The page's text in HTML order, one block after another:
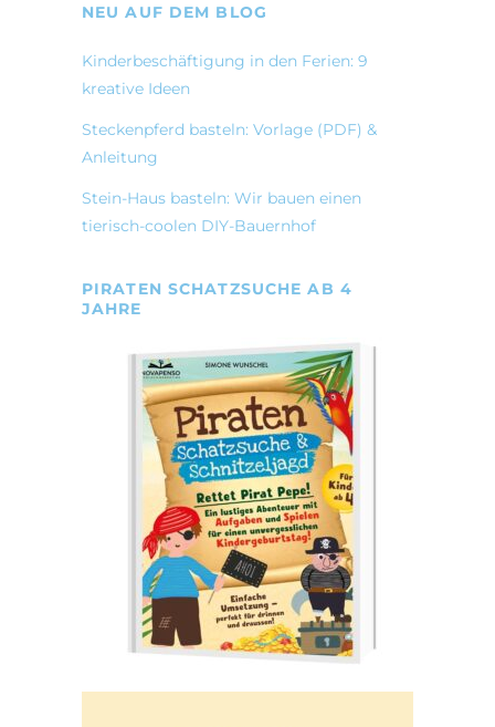
NEU AUF DEM BLOG
Kinderbeschäftigung in den Ferien: 9
kreative Ideen
Steckenpferd basteln: Vorlage (PDF) &
Anleitung
Stein-Haus basteln: Wir bauen einen
tierisch-coolen DIY-Bauernhof
PIRATEN SCHATZSUCHE AB 4
JAHRE